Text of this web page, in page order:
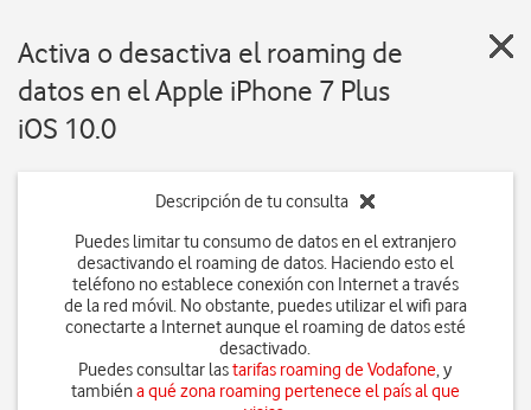
Activa o desactiva el roaming de
datos en el Apple iPhone 7 Plus
iOS 10.0
Descripción de tu consulta
Puedes limitar tu consumo de datos en el extranjero
desactivando el roaming de datos. Haciendo esto el
teléfono no establece conexión con Internet a través
de la red móvil. No obstante, puedes utilizar el wifi para
conectarte a Internet aunque el roaming de datos esté
desactivado.
Puedes consultar lastarifas roaming de Vodafone, y
tambiéna qué zona roaming pertenece el país al que